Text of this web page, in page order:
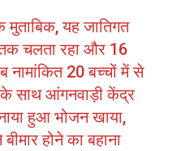
यह जातिगत
तक चलता रहा और 16
20 बच्चों में से
के साथ आंगनवाड़ी केंद्र
हुआ भोजन खाया,
होने का बहाना